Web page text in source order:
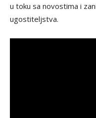
u toku sa novostima i
ugostiteljstva.